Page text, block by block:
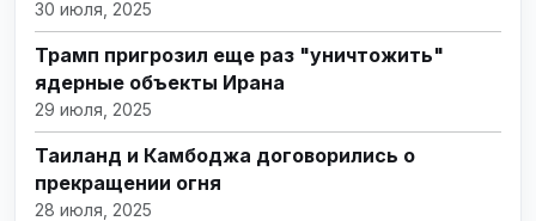
30 июля, 2025
Трамп пригрозил еще раз "уничтожить"
ядерные объекты Ирана
29 июля, 2025
Таиланд и Камбоджа договорились о
прекращении огня
28 июля, 2025